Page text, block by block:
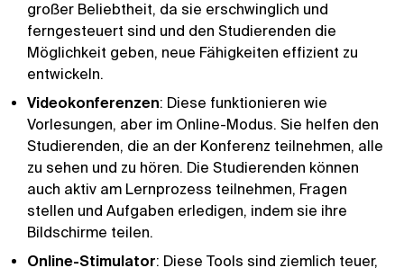
großer Beliebtheit, da sie erschwinglich und
ferngesteuert sind und den Studierenden die
Möglichkeit geben, neue Fähigkeiten effizient zu
entwickeln.
Videokonferenzen: Diese funktionieren wie
Vorlesungen, aber im Online-Modus. Sie helfen den
Studierenden, die an der Konferenz teilnehmen, alle
zu sehen und zu hören. Die Studierenden können
auch aktiv am Lernprozess teilnehmen, Fragen
stellen und Aufgaben erledigen, indem sie ihre
Bildschirme teilen.
Online-Stimulator: Diese Tools sind ziemlich teuer,